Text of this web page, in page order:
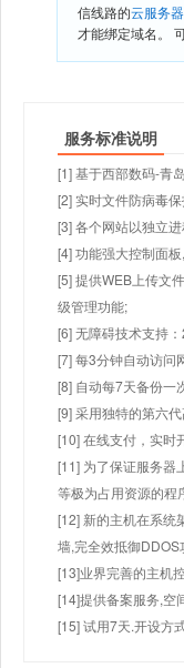
信线路的云服务器
才能绑定域名。
服务标准说明
[1] 基于西部数码-青
[2] 实时文件防病毒
[3] 各个网站以独立
[4] 功能强大控制面
[5] 提供WEB上传文
级管理功能;
[6] 无障碍技术支持
[7] 每3分钟自动访问
[8] 自动每7天备份一
[9] 采用独特的第六
[10] 在线支付，实时
[11] 为了保证服务器
等极为占用资源的程
[12] 新的主机在系统
墙,完全效抵御DDOS
[13]业界完善的主机
[14]提供备案服务,空
[15] 试用7天.开设方